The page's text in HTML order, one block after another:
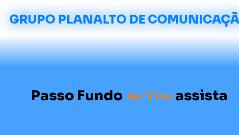
GRUPO PLANALTO DE
Passo Fundo Ao Vivo assista